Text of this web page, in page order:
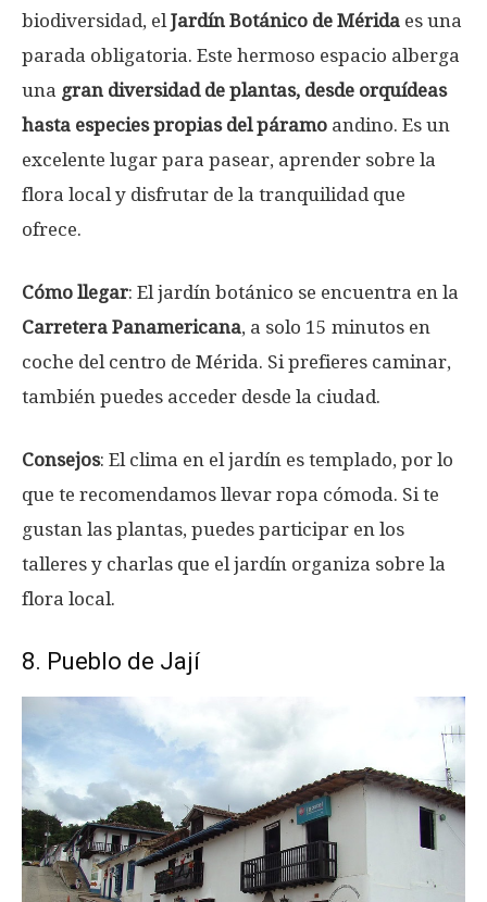
biodiversidad, el Jardín Botánico de Mérida es una
parada obligatoria. Este hermoso espacio alberga
una gran diversidad de plantas, desde orquídeas
hasta especies propias del páramo andino. Es un
excelente lugar para pasear, aprender sobre la
flora local y disfrutar de la tranquilidad que
ofrece.
Cómo llegar: El jardín botánico se encuentra en la
Carretera Panamericana, a solo 15 minutos en
coche del centro de Mérida. Si prefieres caminar,
también puedes acceder desde la ciudad.
Consejos: El clima en el jardín es templado, por lo
que te recomendamos llevar ropa cómoda. Si te
gustan las plantas, puedes participar en los
talleres y charlas que el jardín organiza sobre la
flora local.
8. Pueblo de Jají